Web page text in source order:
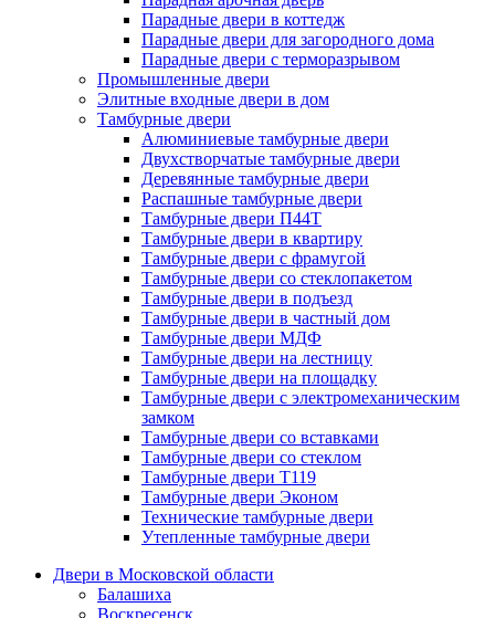
Парадные двери в коттедж
Парадные двери для загородного дома
Парадные двери с терморазрывом
Промышленные двери
Элитные входные двери в дом
Тамбурные двери
Алюминиевые тамбурные двери
Двухстворчатые тамбурные двери
Деревянные тамбурные двери
Распашные тамбурные двери
Тамбурные двери П44Т
Тамбурные двери в квартиру
Тамбурные двери с фрамугой
Тамбурные двери со стеклопакетом
Тамбурные двери в подъезд
Тамбурные двери в частный дом
Тамбурные двери МДФ
Тамбурные двери на лестницу
Тамбурные двери на площадку
Тамбурные двери с электромеханическим
замком
Тамбурные двери со вставками
Тамбурные двери со стеклом
Тамбурные двери Т119
Тамбурные двери Эконом
Технические тамбурные двери
Утепленные тамбурные двери
Двери в Московской области
Балашиха
Воскресенск